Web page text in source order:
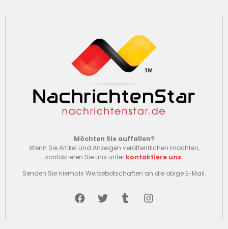
Möchten Sie auffallen?
Wenn Sie Artikel und Anzeigen veröffentlichen möchten,
kontaktieren Sie uns unter kontaktiere uns.
Senden Sie niemals Werbebotschaften an die obige E-Mail.